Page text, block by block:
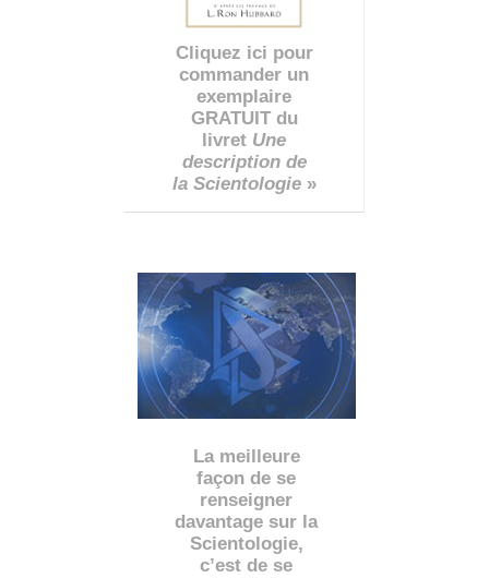
Cliquez ici pour
commander un
exemplaire
GRATUIT du
livret Une
description de
la Scientologie»
La meilleure
façon de se
renseigner
davantage sur la
Scientologie,
c’est de se